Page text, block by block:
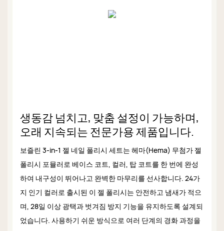
생동감 넘치고, 맞춤 설정이 가능하며,
오래 지속되는 전문가용 제품입니다.
보즐린 3-in-1 젤 네일 폴리시 세트는 헤마(Hema) 무첨가 젤
폴리시 포뮬러로 베이스 코트, 컬러, 탑 코트를 한 번에 완성
하여 내구성이 뛰어나고 완벽한 마무리를 선사합니다. 24가
지 인기 컬러로 출시된 이 젤 폴리시는 안전하고 냄새가 적으
며, 28일 이상 광택과 벗겨짐 방지 기능을 유지하도록 설계되
었습니다. 사용하기 쉬운 방식으로 여러 단계의 경화 과정을